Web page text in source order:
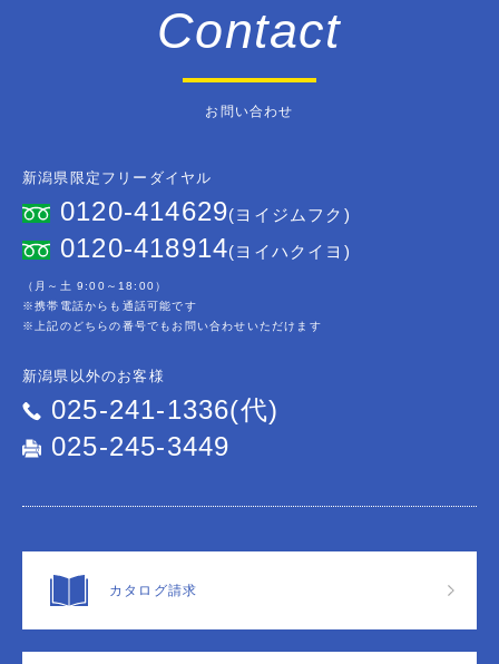
Contact
お問い合わせ
新潟県限定フリーダイヤル
0120-414629(ヨイジムフク)
0120-418914(ヨイハクイヨ)
（月～土 9:00～18:00）
※携帯電話からも通話可能です
※上記のどちらの番号でもお問い合わせいただけます
新潟県以外のお客様
025-241-1336(代)
025-245-3449
カタログ請求